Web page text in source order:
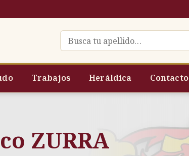
Buscar escudo por apellido
Trabajos Heráldica Contacto
ZURRA